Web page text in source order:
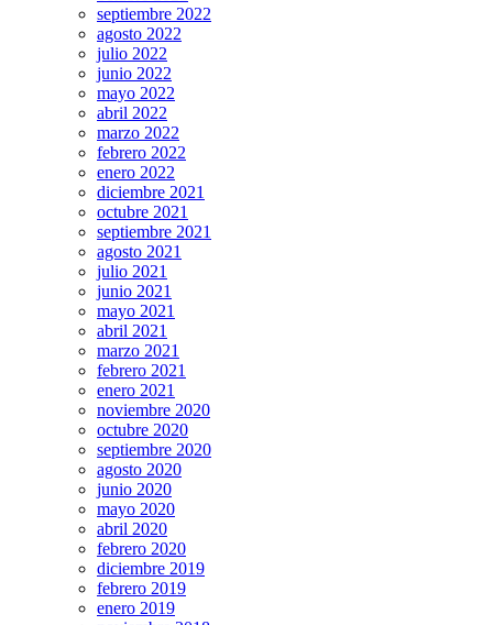
septiembre 2022
agosto 2022
julio 2022
junio 2022
mayo 2022
abril 2022
marzo 2022
febrero 2022
enero 2022
diciembre 2021
octubre 2021
septiembre 2021
agosto 2021
julio 2021
junio 2021
mayo 2021
abril 2021
marzo 2021
febrero 2021
enero 2021
noviembre 2020
octubre 2020
septiembre 2020
agosto 2020
junio 2020
mayo 2020
abril 2020
febrero 2020
diciembre 2019
febrero 2019
enero 2019